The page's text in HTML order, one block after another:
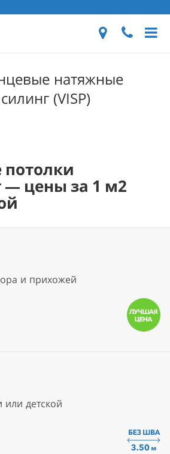
натяжные
(VISP)
— цены за 1 м2
и прихожей
или детской